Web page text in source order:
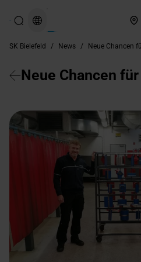
SK Bielefeld / News / Neue Chancen
Neue Chancen